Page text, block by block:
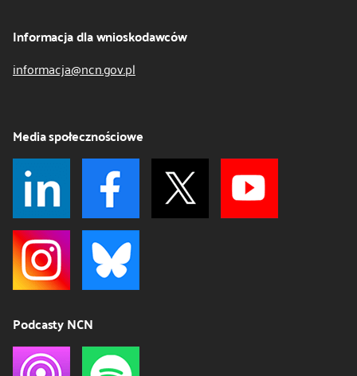
Informacja dla wnioskodawców
informacja@ncn.gov.pl
Media społecznościowe
Podcasty NCN